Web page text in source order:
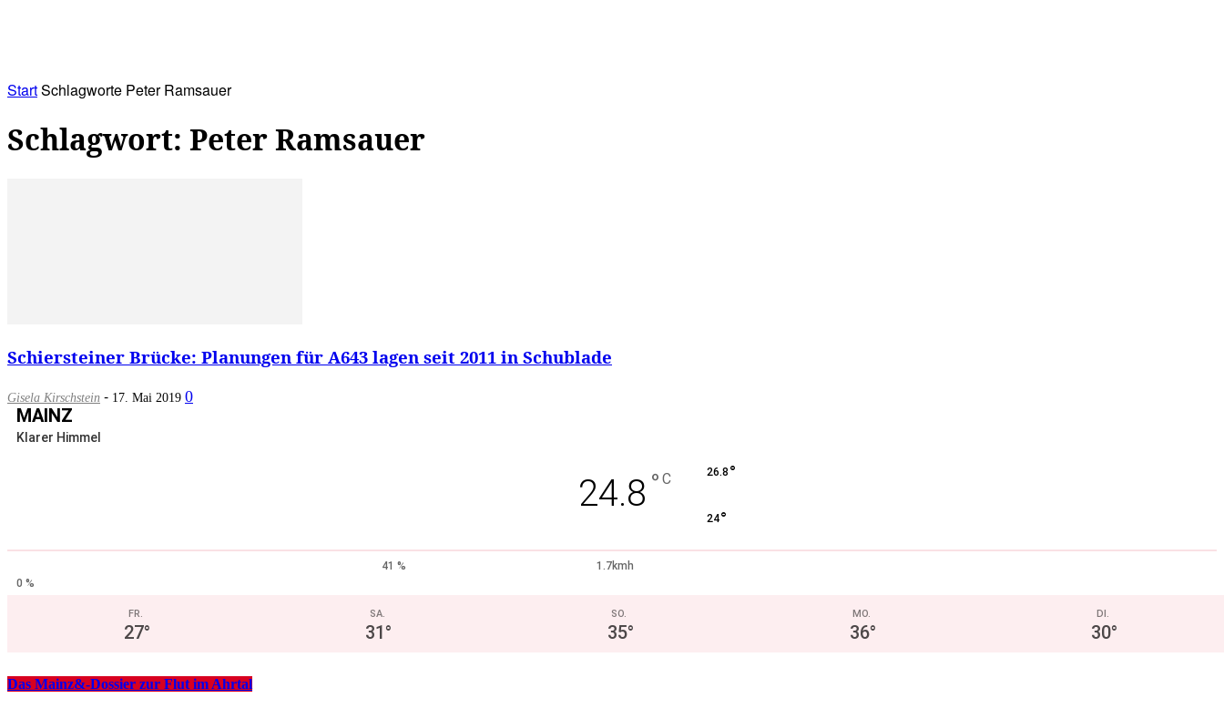
StartSchlagworte Peter Ramsauer
Schlagwort: Peter Ramsauer
Schiersteiner Brücke: Planungen für A643 lagen seit 2011 in Schublade
Gisela Kirschstein - 17. Mai 2019 0
MAINZ
Klarer Himmel
24.8 ° C 26.8 °
24°
41 %
1.7kmh
0 %
FR.
27°
SA.
31°
SO.
35°
MO.
36°
DI.
30°
Das Mainz&-Dossier zur Flut im Ahrtal